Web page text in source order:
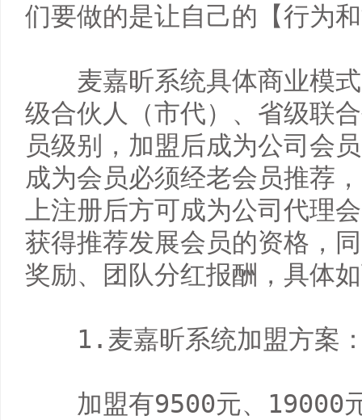
们要做的是让自己的【行为
麦嘉昕系统具体商业模式
级合伙人（市代）、省级联
员级别，加盟后成为公司会
成为会员必须经老会员推荐
上注册后方可成为公司代理
获得推荐发展会员的资格，
奖励、团队分红报酬，具体
1.麦嘉昕系统加盟方案
加盟有9500元、19000